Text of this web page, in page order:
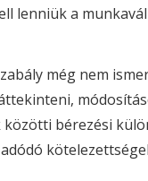
lenniük a
még nem
közötti bérezési